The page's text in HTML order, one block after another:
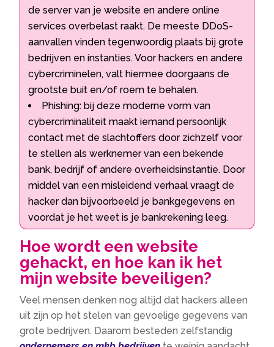
de server van je website en andere online
services overbelast raakt. De meeste DDoS-
aanvallen vinden tegenwoordig plaats bij grote
bedrijven en instanties. Voor hackers en andere
cybercriminelen, valt hiermee doorgaans de
grootste buit en/of roem te behalen.
Phishing: bij deze moderne vorm van
cybercriminaliteit maakt iemand persoonlijk
contact met de slachtoffers door zichzelf voor
te stellen als werknemer van een bekende
bank, bedrijf of andere overheidsinstantie. Door
middel van een misleidend verhaal vraagt de
hacker dan bijvoorbeeld je bankgegevens en
voordat je het weet is je bankrekening leeg.
Hoe wordt een website
gehackt, en hoe kan ik het
mijn website beveiligen?
Veel mensen denken nog altijd dat hackers alleen
uit zijn op het stelen van gevoelige gegevens van
grote bedrijven. Daarom besteden zelfstandig